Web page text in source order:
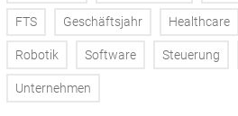
FTS Geschäftsjahr Healthcare
Robotik Software Steuerung
Unternehmen